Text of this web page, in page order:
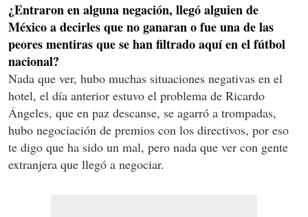
¿Entraron en alguna negación, llegó alguien de
México a decirles que no ganaran o fue una de las
peores mentiras que se han filtrado aquí en el fútbol
nacional?
Nada que ver, hubo muchas situaciones negativas en el
hotel, el día anterior estuvo el problema de Ricardo
Ángeles, que en paz descanse, se agarró a trompadas,
hubo negociación de premios con los directivos, por eso
te digo que ha sido un mal, pero nada que ver con gente
extranjera que llegó a negociar.